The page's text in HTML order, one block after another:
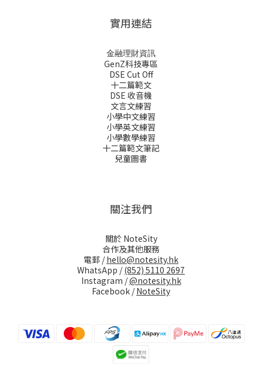
實用連結
金融理財資訊
GenZ科技專區
DSE Cut Off
十二篇範文
DSE 收音機
文言文練習
小學中文練習
小學英文練習
小學數學練習
十二篇範文筆記
兒童圖書
關注我們
關於 NoteSity
合作及其他服務
電郵 /hello@notesity.hk
WhatsApp /(852) 5110 2697
Instagram /@notesity.hk
Facebook /NoteSity